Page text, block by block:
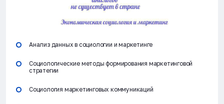
Анализ данных в социологии и маркетинге
Социологические методы формирования маркетинговой
стратегии
Социология маркетинговых коммуникаций